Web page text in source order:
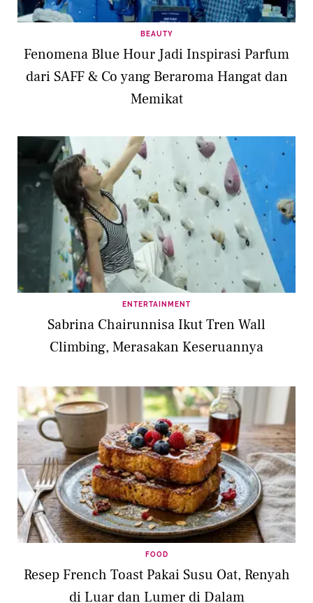
BEAUTY
Fenomena Blue Hour Jadi Inspirasi Parfum
dari SAFF & Co yang Beraroma Hangat dan
Memikat
ENTERTAINMENT
Sabrina Chairunnisa Ikut Tren Wall
Climbing, Merasakan Keseruannya
FOOD
Resep French Toast Pakai Susu Oat, Renyah
di Luar dan Lumer di Dalam